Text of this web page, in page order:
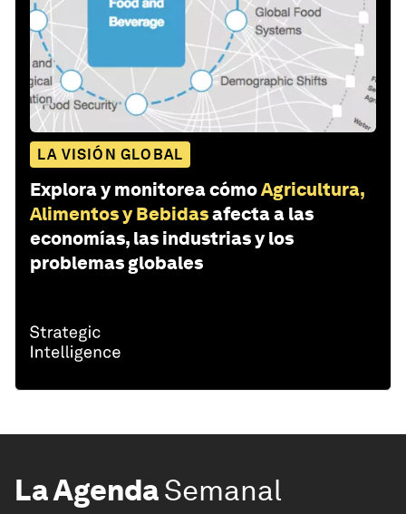
LA VISIÓN GLOBAL
Explora y monitorea cómoAgricultura,
Alimentos y Bebidasafecta a las
economías, las industrias y los
problemas globales
La AgendaSemanal